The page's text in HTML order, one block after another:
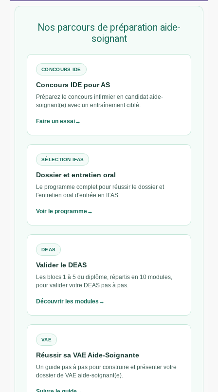
Nos parcours de préparation aide-
soignant
CONCOURS IDE
Concours IDE pour AS
Préparez le concours infirmier en candidat aide-
soignant(e) avec un entraînement ciblé.
Faire un essai
SÉLECTION IFAS
Dossier et entretien oral
Le programme complet pour réussir le dossier et
l'entretien oral d'entrée en IFAS.
Voir le programme
DEAS
Valider le DEAS
Les blocs 1 à 5 du diplôme, répartis en 10 modules,
pour valider votre DEAS pas à pas.
Découvrir les modules
VAE
Réussir sa VAE Aide-Soignante
Un guide pas à pas pour construire et présenter votre
dossier de VAE aide-soignant(e).